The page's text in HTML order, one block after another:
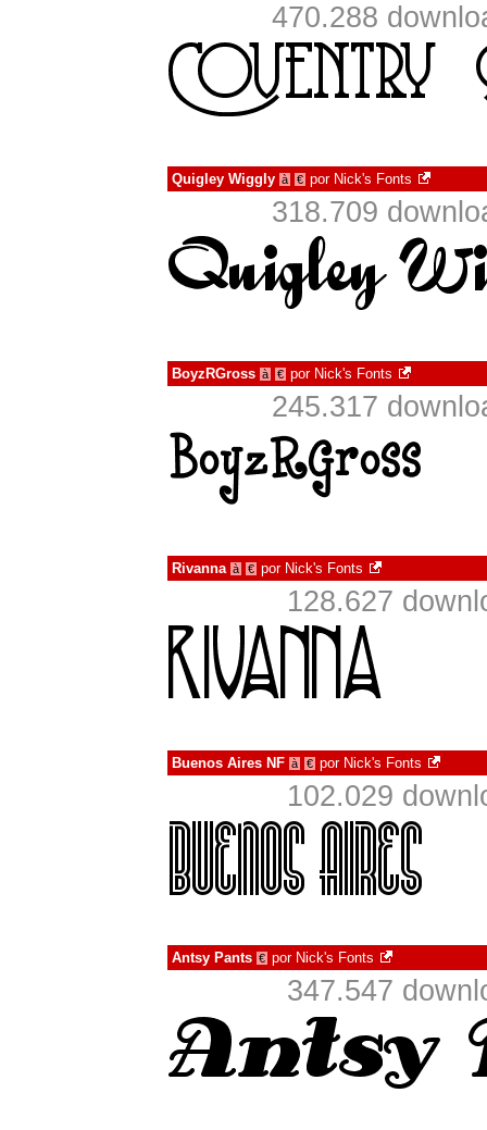
470.288
Quigley Wiggly à € por Nick's Fonts
318.709
BoyzRGross à € por Nick's Fonts
245.317
Rivanna à € por Nick's Fonts
128.627
Buenos Aires NF à € por Nick's Fonts
102.029
Antsy Pants € por Nick's Fonts
347.547